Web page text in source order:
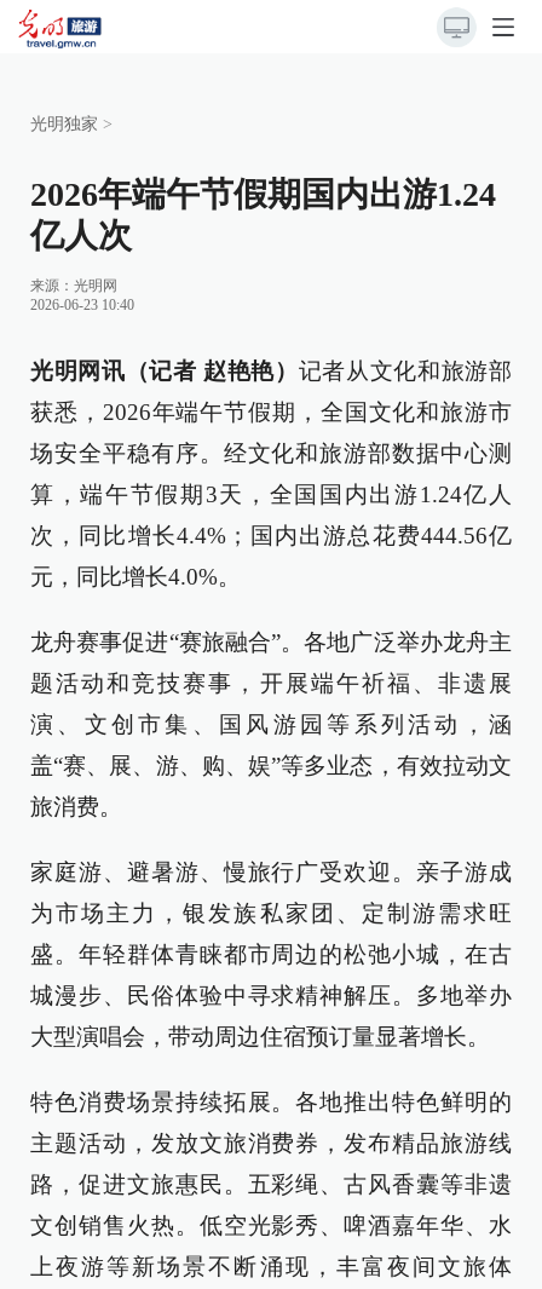
光明独家 >
2026年端午节假期国内出游1.24
亿人次
来源： 光明网
2026-06-23 10:40
光明网讯（记者 赵艳艳） 记者从文化和旅游部
获悉，2026年端午节假期，全国文化和旅游市
场安全平稳有序。经文化和旅游部数据中心测
算，端午节假期3天，全国国内出游1.24亿人
次，同比增长4.4%；国内出游总花费444.56亿
元，同比增长4.0%。
龙舟赛事促进“赛旅融合”。各地广泛举办龙舟主
题活动和竞技赛事，开展端午祈福、非遗展
演、文创市集、国风游园等系列活动，涵
盖“赛、展、游、购、娱”等多业态，有效拉动文
旅消费。
家庭游、避暑游、慢旅行广受欢迎。亲子游成
为市场主力，银发族私家团、定制游需求旺
盛。年轻群体青睐都市周边的松弛小城，在古
城漫步、民俗体验中寻求精神解压。多地举办
大型演唱会，带动周边住宿预订量显著增长。
特色消费场景持续拓展。各地推出特色鲜明的
主题活动，发放文旅消费券，发布精品旅游线
路，促进文旅惠民。五彩绳、古风香囊等非遗
文创销售火热。低空光影秀、啤酒嘉年华、水
上夜游等新场景不断涌现，丰富夜间文旅体